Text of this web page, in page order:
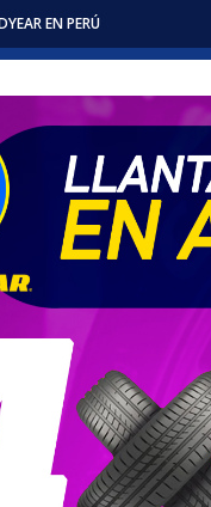
EN PERÚ
Servicios
215/75R17.5 12PR